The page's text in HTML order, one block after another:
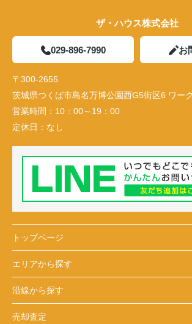
ザ・ハウス株式会社
029-896-7990 お
〒300-2655
茨城県つくば市島名万博公園西G5街区6 ワー
営業時間： 10：00～19：00
定休日： なし
トップページ
エリアから探す
沿線から探す
売却査定